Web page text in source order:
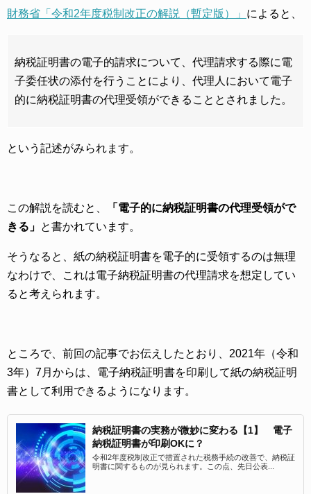
財務省「令和2年度税制改正の解説（暫定版）」 によると、
納税証明書の電子的請求について、代理請求する際に電
子委任状の添付を行うことにより、代理人において電子
的に納税証明書の代理受領ができることとされました。
という記述がみられます。
この解説を読むと、
「電子的に納税証明書の代理受領がで
きる」 と書かれています。
そうなると、紙の納税証明書を電子的に受領するのは無理
なわけで、これは電子納税証明書の代理請求を想定してい
ると考えられます。
ところで、前回の記事でお伝えしたとおり、2021年（令和
3年）7月からは、電子納税証明書を印刷して紙の納税証明
書として利用できるようになります。
納税証明書の実務が微妙に変わる【1】 電子
納税証明書が印刷OKに？
令和2年度税制改正で措置された税務手続の改善で、納税証
明書に関するものが見られます。この点、先日公表...